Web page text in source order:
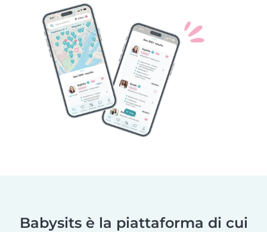
Babysits è la piattaforma di cui